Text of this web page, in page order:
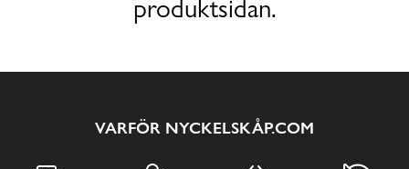
produktsidan.
VARFÖR NYCKELSKÅP.COM